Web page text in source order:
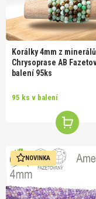
Korálky 4mm z minerálů
Chrysoprase AB
balení 95ks
95 ks v balení
NOVINKA